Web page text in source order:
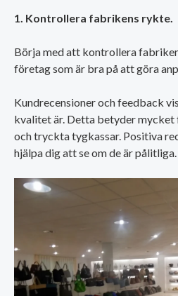
1. Kontrollera fabrikens rykte.
Börja med att kontrollera
företag som är bra på att göra
Kundrecensioner och feedback
kvalitet är. Detta betyder mycket
och tryckta tygkassar. Positiva
hjälpa dig att se om de är pålitliga.